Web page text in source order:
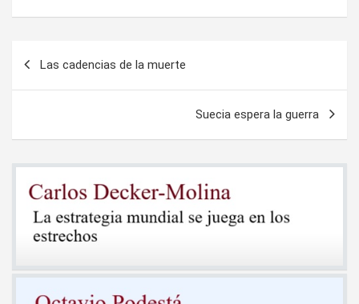
Las cadencias de la muerte
Suecia espera la guerra